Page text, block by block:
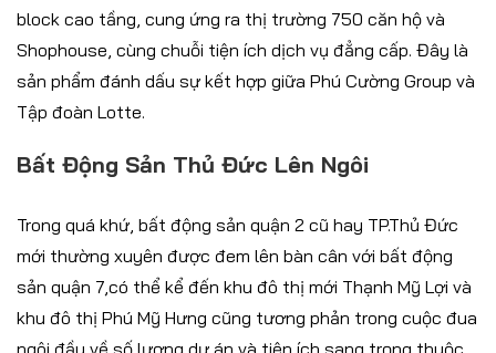
block cao tầng, cung ứng ra thị trường 750 căn hộ và
Shophouse, cùng chuỗi tiện ích dịch vụ đẳng cấp. Đây là
sản phẩm đánh dấu sự kết hợp giữa Phú Cường Group và
Tập đoàn Lotte.
Bất Động Sản Thủ Đức Lên Ngôi
Trong quá khứ, bất động sản quận 2 cũ hay TP.Thủ Đức
mới thường xuyên được đem lên bàn cân với bất động
sản quận 7,có thể kể đến khu đô thị mới Thạnh Mỹ Lợi và
khu đô thị Phú Mỹ Hưng cũng tương phản trong cuộc đua
ngôi đầu về số lượng dự án và tiện ích sang trọng thuộc